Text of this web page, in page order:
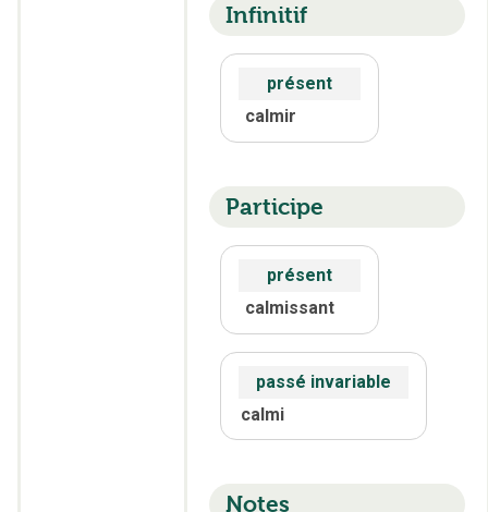
Infinitif
présent
calmir
Participe
présent
calmissant
passé invariable
calmi
Notes